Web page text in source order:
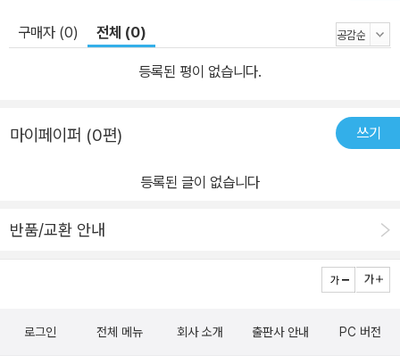
구매자 (0) 전체 (0)
등록된 평이 없습니다.
마이페이퍼 (0편) 쓰기
등록된 글이 없습니다
반품/교환 안내
로그인 전체 메뉴 회사 소개 출판사 안내 PC 버전